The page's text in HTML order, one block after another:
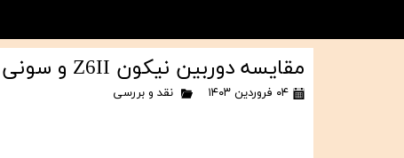
مقایسه دوربین نیکون Z6II و سونی آلفا 7 III
۰۴ فروردین ۱۴۰۳ نقد و بررسی